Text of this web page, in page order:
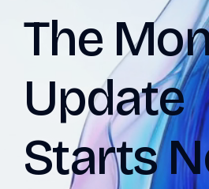
The
Update
Starts